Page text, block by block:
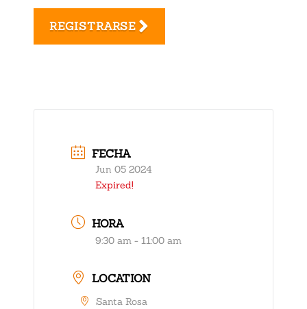
REGISTRARSE
FECHA
Jun 05 2024
Expired!
HORA
9:30 am - 11:00 am
LOCATION
Santa Rosa